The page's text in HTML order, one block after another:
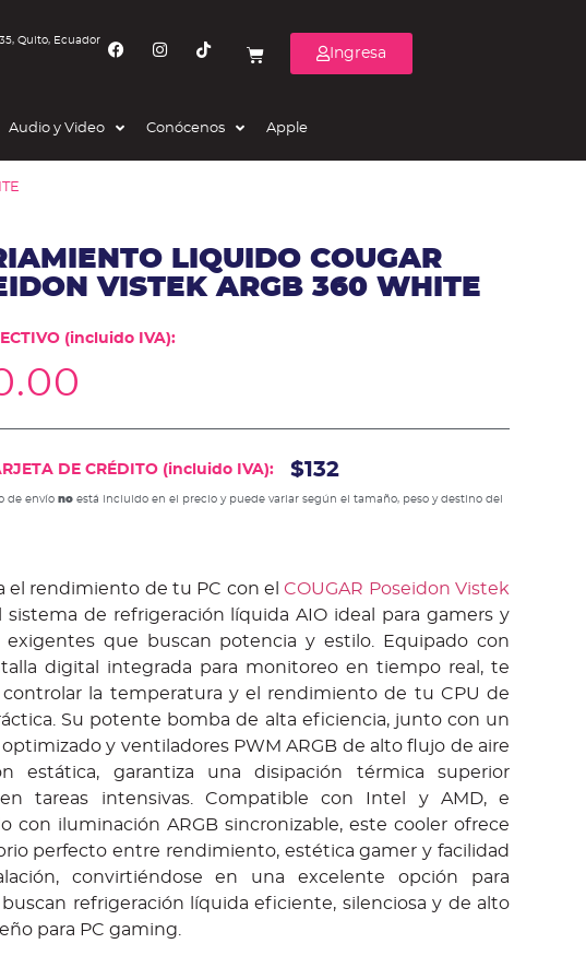
Quito, Ecuador
Ingresa
Audio y Video Conócenos Apple
LIQUIDO COUGAR
VISTEK ARGB 360 WHITE
(incluido IVA):
DE CRÉDITO (incluido IVA): $132
de envío noestá incluido en el precio y puede variar según el tamaño, peso y destino del
el rendimiento de tu PC con elCOUGAR Poseidon Vistek
sistema de refrigeración líquida AIO ideal para gamers y
exigentes que buscan potencia y estilo. Equipado con
digital integrada para monitoreo en tiempo real, te
la temperatura y el rendimiento de tu CPU de
Su potente bomba de alta eficiencia, junto con un
y ventiladores PWM ARGB de alto flujo de aire
estática, garantiza una disipación térmica superior
tareas intensivas. Compatible con Intel y AMD, e
con iluminación ARGB sincronizable, este cooler ofrece
perfecto entre rendimiento, estética gamer y facilidad
convirtiéndose en una excelente opción para
refrigeración líquida eficiente, silenciosa y de alto
para PC gaming.